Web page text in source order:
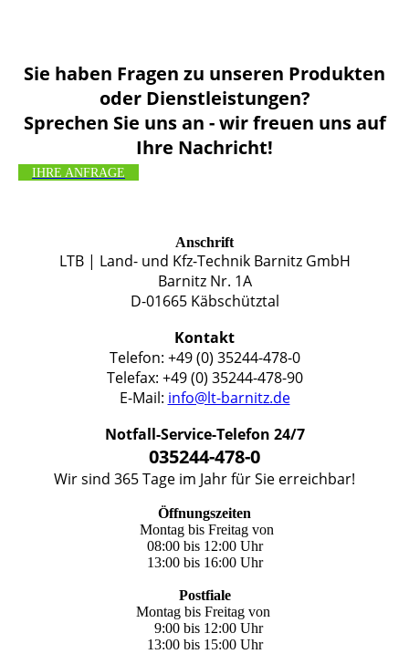
Sie haben Fragen zu unseren Produkten
oder Dienstleistungen?
Sprechen Sie uns an - wir freuen uns auf
Ihre Nachricht!
IHRE ANFRAGE
Anschrift
LTB | Land- und Kfz-Technik Barnitz GmbH
Barnitz Nr. 1A
D-01665 Käbschütztal
Kontakt
Telefon: +49 (0) 35244-478-0
Telefax: +49 (0) 35244-478-90
E-Mail: info@lt-barnitz.de
Notfall-Service-Telefon 24/7
035244-478-0
Wir sind 365 Tage im Jahr für Sie erreichbar!
Öffnungszeiten
Montag bis Freitag von
08:00 bis 12:00 Uhr
13:00 bis 16:00 Uhr
Postfiale
Montag bis Freitag von
9:00 bis 12:00 Uhr
13:00 bis 15:00 Uhr